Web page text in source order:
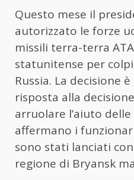
Questo mese il
autorizzato le forze
missili terra-terra
statunitense per
Russia. La decisione
risposta alla
arruolare l’aiuto
affermano i
sono stati lanciati
regione di Bryansk